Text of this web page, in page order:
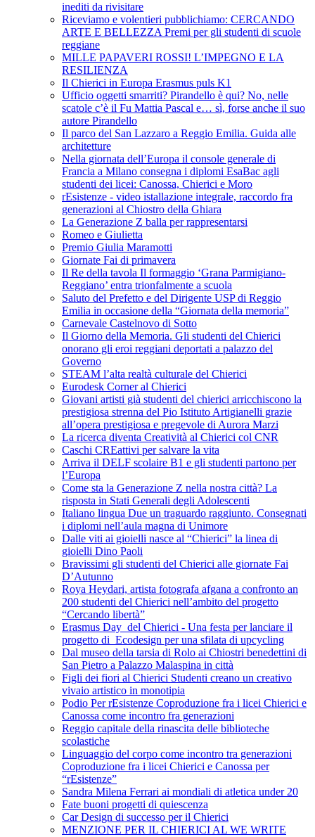
inediti da rivisitare
Riceviamo e volentieri pubblichiamo: CERCANDO
ARTE E BELLEZZA Premi per gli studenti di scuole
reggiane
MILLE PAPAVERI ROSSI! L’IMPEGNO E LA
RESILIENZA
Il Chierici in Europa Erasmus puls K1
Ufficio oggetti smarriti? Pirandello è qui? No, nelle
scatole c’è il Fu Mattia Pascal e… sì, forse anche il suo
autore Pirandello
Il parco del San Lazzaro a Reggio Emilia. Guida alle
architetture
Nella giornata dell’Europa il console generale di
Francia a Milano consegna i diplomi EsaBac agli
studenti dei licei: Canossa, Chierici e Moro
rEsistenze - video istallazione integrale, raccordo fra
generazioni al Chiostro della Ghiara
La Generazione Z balla per rappresentarsi
Romeo e Giulietta
Premio Giulia Maramotti
Giornate Fai di primavera
Il Re della tavola Il formaggio ‘Grana Parmigiano-
Reggiano’ entra trionfalmente a scuola
Saluto del Prefetto e del Dirigente USP di Reggio
Emilia in occasione della “Giornata della memoria”
Carnevale Castelnovo di Sotto
Il Giorno della Memoria. Gli studenti del Chierici
onorano gli eroi reggiani deportati a palazzo del
Governo
STEAM l’alta realtà culturale del Chierici
Eurodesk Corner al Chierici
Giovani artisti già studenti del chierici arricchiscono la
prestigiosa strenna del Pio Istituto Artigianelli grazie
all’opera prestigiosa e pregevole di Aurora Marzi
La ricerca diventa Creatività al Chierici col CNR
Caschi CREattivi per salvare la vita
Arriva il DELF scolaire B1 e gli studenti partono per
l’Europa
Come sta la Generazione Z nella nostra città? La
risposta in Stati Generali degli Adolescenti
Italiano lingua Due un traguardo raggiunto. Consegnati
i diplomi nell’aula magna di Unimore
Dalle viti ai gioielli nasce al “Chierici” la linea di
gioielli Dino Paoli
Bravissimi gli studenti del Chierici alle giornate Fai
D’Autunno
Roya Heydari, artista fotografa afgana a confronto an
200 studenti del Chierici nell’ambito del progetto
“Cercando libertà”
Erasmus Day del Chierici - Una festa per lanciare il
progetto di Ecodesign per una sfilata di upcycling
Dal museo della tarsia di Rolo ai Chiostri benedettini di
San Pietro a Palazzo Malaspina in città
Figli dei fiori al Chierici Studenti creano un creativo
vivaio artistico in monotipia
Podio Per rEsistenze Coproduzione fra i licei Chierici e
Canossa come incontro fra generazioni
Reggio capitale della rinascita delle biblioteche
scolastiche
Linguaggio del corpo come incontro tra generazioni
Coproduzione fra i licei Chierici e Canossa per
“rEsistenze”
Sandra Milena Ferrari ai mondiali di atletica under 20
Fate buoni progetti di quiescenza
Car Design di successo per il Chierici
MENZIONE PER IL CHIERICI AL WE WRITE